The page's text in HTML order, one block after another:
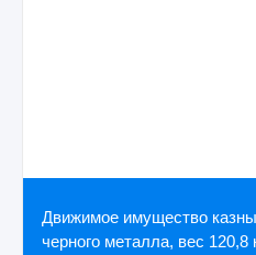
Движимое имущество
черного металла, вес 120,8 кг, реестровый номер